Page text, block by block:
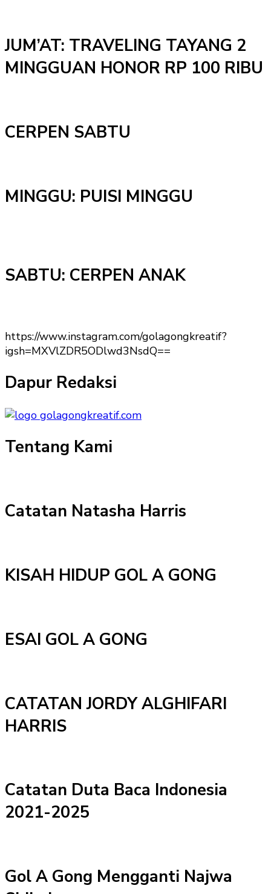
JUM’AT: TRAVELING TAYANG 2
MINGGUAN HONOR RP 100 RIBU
CERPEN SABTU
MINGGU: PUISI MINGGU
SABTU: CERPEN ANAK
https://www.instagram.com/golagongkreatif?
igsh=MXVlZDR5ODlwd3NsdQ==
Dapur Redaksi
Tentang Kami
Catatan Natasha Harris
KISAH HIDUP GOL A GONG
ESAI GOL A GONG
CATATAN JORDY ALGHIFARI
HARRIS
Catatan Duta Baca Indonesia
2021-2025
Gol A Gong Mengganti Najwa